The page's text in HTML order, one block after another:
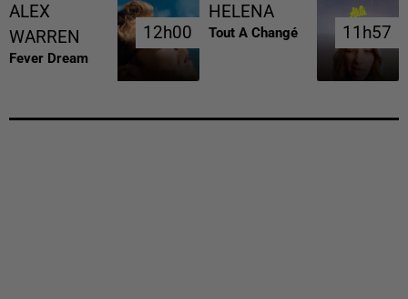
ALEX
WARREN
Fever Dream
12h00
12h00
HELENA
Tout A Changé 11h57
11h57